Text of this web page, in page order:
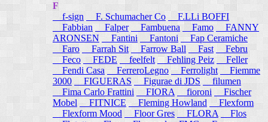
F
f-sign
F. Schumacher Co
F.LLi BOFFI
Fabbian
Falper Fambuena Famo
FANNY
ARONSEN
Fantini Fantoni
Fap Ceramiche
Faro
Farrah Sit Farrow Ball Fast
Febru
Feco
FEDE feelfelt Fehling Peiz
Feller
Fendi Casa
FerreroLegno Ferrolight
Fiemme
3000
FIGUERAS Figurae di JDS
filumen
Fima Carlo Frattini
FIORA fioroni
Fischer
Mobel
FITNICE Fleming Howland
Flexform
Flexform Mood
Floor Gres FLORA
Flos